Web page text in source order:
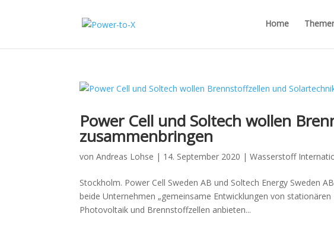
Home
Power Cell und Soltech wollen
zusammenbringen
vonAndreas Lohse | 14. September 2020 |Wasserstoff
Stockholm. Power Cell Sweden AB und Soltech Energy Sweden
beide Unternehmen „gemeinsame Entwicklungen von
Photovoltaik und Brennstoffzellen anbieten...